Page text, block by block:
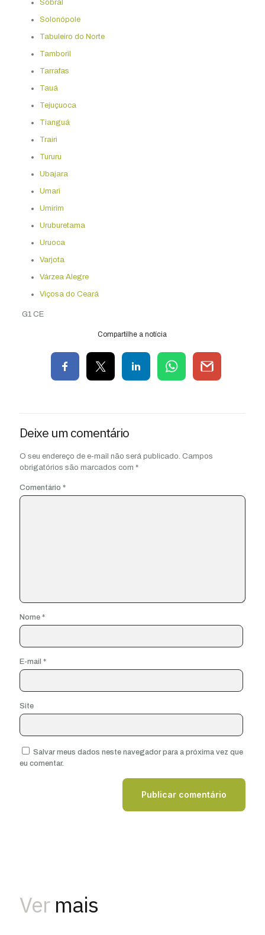
Sobral
Solonópole
Tabuleiro do Norte
Tamboril
Tarrafas
Tauá
Tejuçuoca
Tianguá
Trairi
Tururu
Ubajara
Umari
Umirim
Uruburetama
Uruoca
Varjota
Várzea Alegre
Viçosa do Ceará
G1 CE
Compartilhe a notícia
Deixe um comentário
O seu endereço de e-mail não será publicado. Campos
obrigatórios são marcados com *
Comentário *
Nome *
E-mail *
Site
Salvar meus dados neste navegador para a próxima vez que
eu comentar.
Ver mais